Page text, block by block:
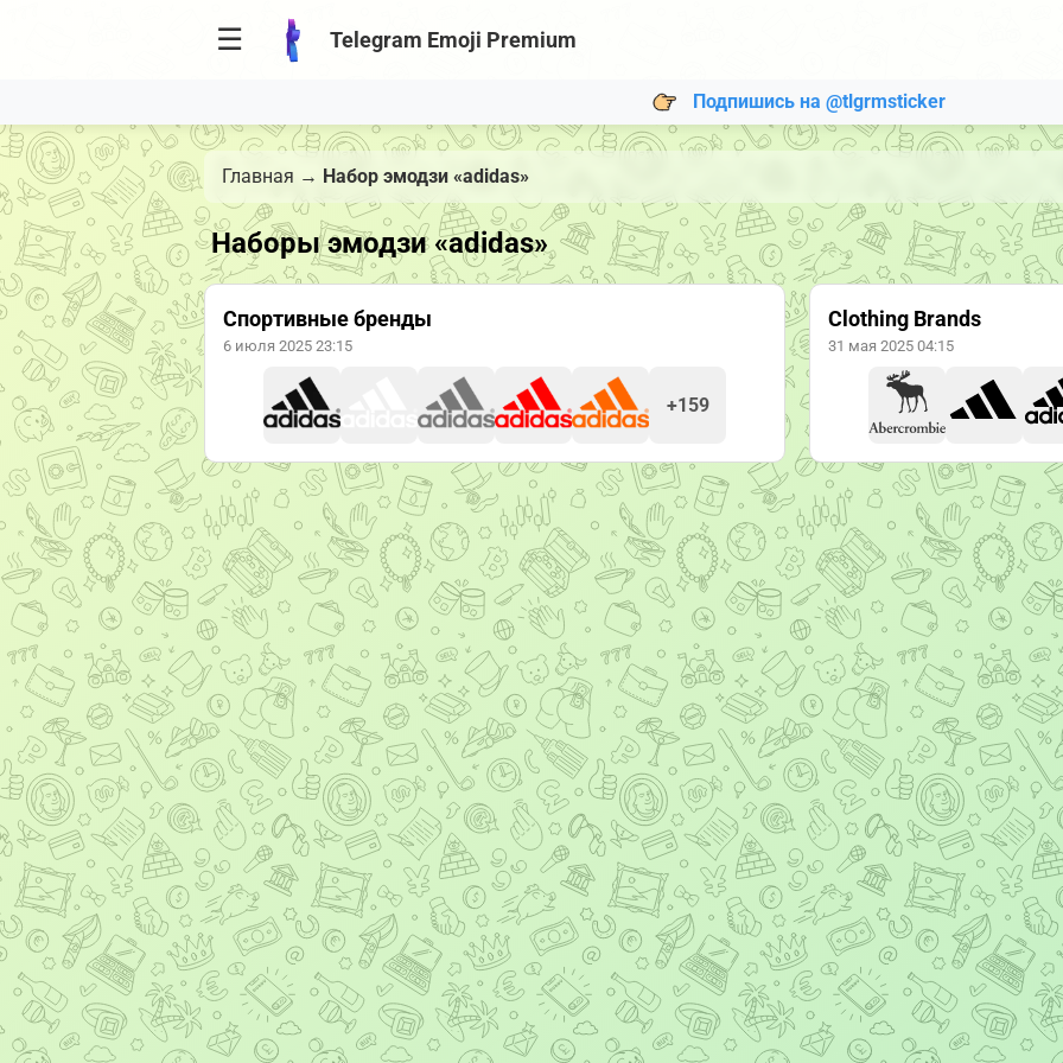
☰ Telegram Emoji Premium
Подпишись на @tlgrmsticker
Главная → Набор эмодзи «adidas»
Наборы эмодзи «adidas»
Спортивные бренды
6 июля 2025 23:15
+159
Clothing Brands
31 мая 2025 04:15